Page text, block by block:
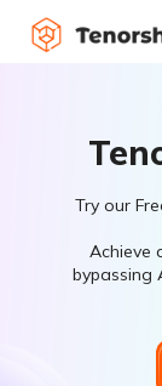
Try our
Achieve
bypassing